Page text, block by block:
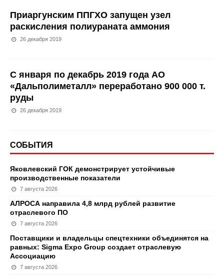
Приаргунским ППГХО запущен узел
раскисления полиураната аммония
26 декабря 2019
С января по декабрь 2019 года АО
«Дальполиметалл» переработано 900 000 т.
руды
26 декабря 2019
СОБЫТИЯ
Яковлевский ГОК демонстрирует устойчивые
производственные показатели
7 августа 2026
АЛРОСА направила 4,8 млрд рублей развитие
отраслевого ПО
7 августа 2026
Поставщики и владельцы спецтехники объединятся на
равных: Sigma Expo Group создает отраслевую
Ассоциацию
7 августа 2026